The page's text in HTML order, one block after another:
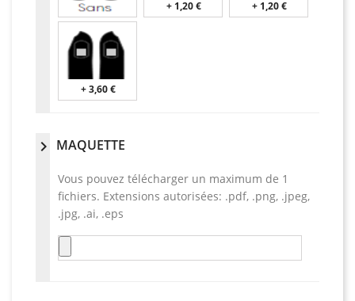
+ 1,20 € + 1,20 €
+ 3,60 €
chevron_right MAQUETTE
Vous pouvez télécharger un maximum de 1
fichiers. Extensions autorisées: .pdf, .png, .jpeg,
.jpg, .ai, .eps